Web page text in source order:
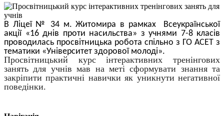
В Ліцеї № 34 м. Житомира в рамках Всеукраїнської
акції «16 днів проти насильства» з учнями 7-8 класів
проводилась просвітницька робота спільно з ГО АСЕТ з
тематики «Університет здорової молоді».
Просвітницький курс інтерактивних тренінгових
занять для учнів мав на меті сформувати знання та
закріпити практичні навички як уникнути негативної
поведінки.